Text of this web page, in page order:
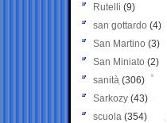
Rutelli (9)
san gottardo (4)
San Martino (3)
San Miniato (2)
sanità (306)
Sarkozy (43)
scuola (354)